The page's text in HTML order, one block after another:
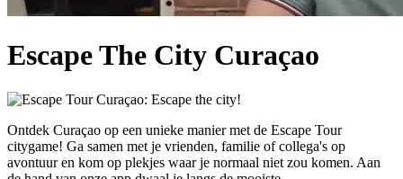
Escape The City Curaçao
Ontdek Curaçao op een unieke manier met de Escape Tour
citygame! Ga samen met je vrienden, familie of collega's op
avontuur en kom op plekjes waar je normaal niet zou komen. Aan